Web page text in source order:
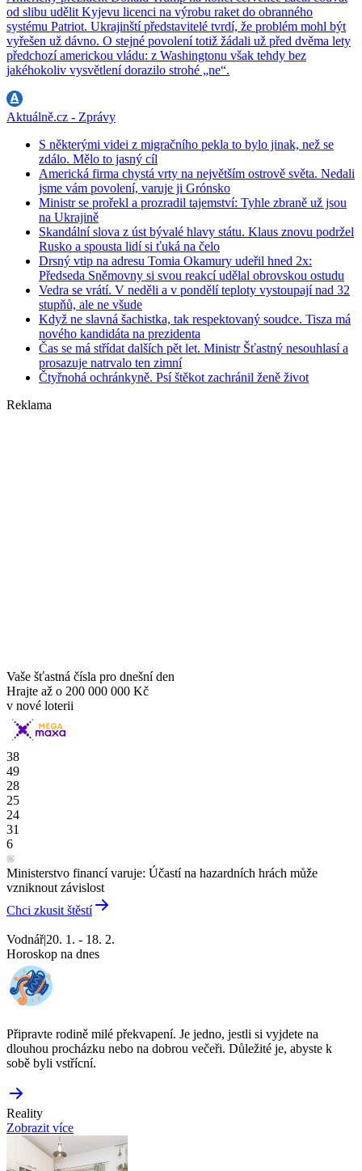
od slibu udělit Kyjevu licenci na výrobu raket do obranného
systému Patriot. Ukrajinští představitelé tvrdí, že problém mohl být
vyřešen už dávno. O stejné povolení totiž žádali už před dvěma lety
předchozí americkou vládu: z Washingtonu však tehdy bez
jakéhokoliv vysvětlení dorazilo strohé „ne“.
Aktuálně.cz - Zprávy
S některými videi z migračního pekla to bylo jinak, než se
zdálo. Mělo to jasný cíl
Americká firma chystá vrty na největším ostrově světa. Nedali
jsme vám povolení, varuje ji Grónsko
Ministr se prořekl a prozradil tajemství: Tyhle zbraně už jsou
na Ukrajině
Skandální slova z úst bývalé hlavy státu. Klaus znovu podržel
Rusko a spousta lidí si ťuká na čelo
Drsný vtip na adresu Tomia Okamury udeřil hned 2x:
Předseda Sněmovny si svou reakcí udělal obrovskou ostudu
Vedra se vrátí. V neděli a v pondělí teploty vystoupají nad 32
stupňů, ale ne všude
Když ne slavná šachistka, tak respektovaný soudce. Tisza má
nového kandidáta na prezidenta
Čas se má střídat dalších pět let. Ministr Šťastný nesouhlasí a
prosazuje natrvalo ten zimní
Čtyřnohá ochránkyně. Psí štěkot zachránil ženě život
Reklama
Vaše šťastná čísla pro dnešní den
Hrajte až o 200 000 000 Kč
v nové loterii
38
49
28
25
24
31
6
Ministerstvo financí varuje: Účastí na hazardních hrách může
vzniknout závislost
Chci zkusit štěstí
Vodnář|20. 1. - 18. 2.
Horoskop na dnes
Připravte rodině milé překvapení. Je jedno, jestli si vyjdete na
dlouhou procházku nebo na dobrou večeři. Důležité je, abyste k
sobě byli vstřícní.
Reality
Zobrazit více